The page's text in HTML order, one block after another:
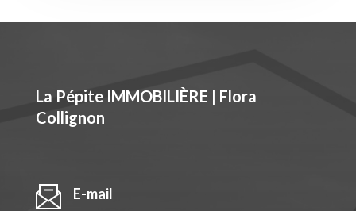
La Pépite IMMOBILIÈRE | Flora
Collignon
E-mail